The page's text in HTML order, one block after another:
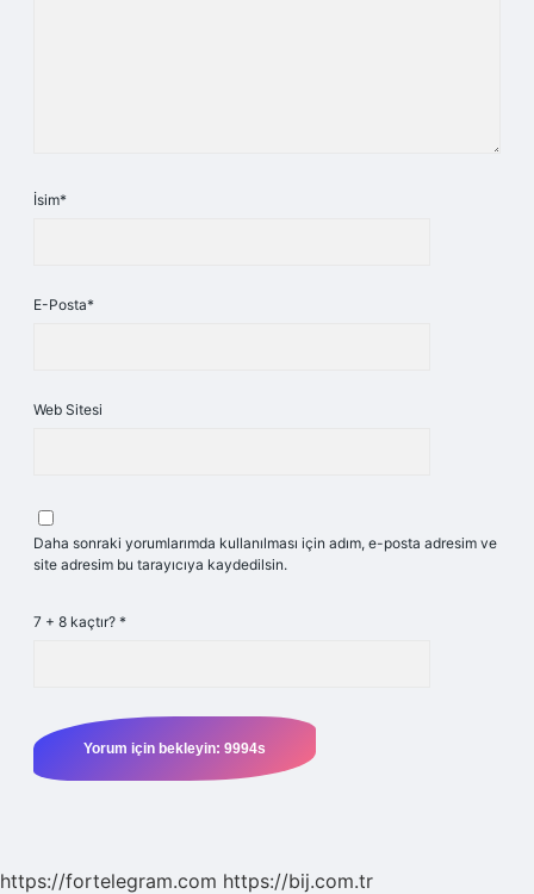
İsim*
E-Posta*
Web Sitesi
Daha sonraki yorumlarımda kullanılması için adım, e-posta adresim ve
site adresim bu tarayıcıya kaydedilsin.
7 + 8 kaçtır? *
https://fortelegram.com https://bij.com.tr